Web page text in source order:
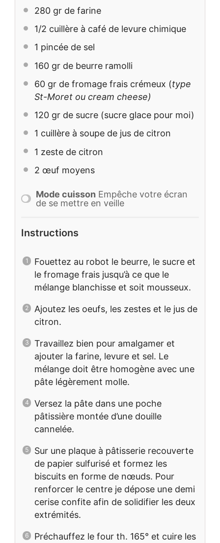
280 gr de farine
1/2 cuillère à café de levure chimique
1 pincée de sel
160 gr de beurre ramolli
60 gr de fromage frais crémeux (type
St-Moret ou cream cheese)
120 gr de sucre (sucre glace pour moi)
1 cuillère à soupe de jus de citron
1 zeste de citron
2 œuf moyens
Mode cuisson Empêche votre écran
de se mettre en veille
Instructions
Fouettez au robot le beurre, le sucre et
le fromage frais jusqu’à ce que le
mélange blanchisse et soit mousseux.
Ajoutez les oeufs, les zestes et le jus de
citron.
Travaillez bien pour amalgamer et
ajouter la farine, levure et sel. Le
mélange doit être homogène avec une
pâte légèrement molle.
Versez la pâte dans une poche
pâtissière montée d’une douille
cannelée.
Sur une plaque à pâtisserie recouverte
de papier sulfurisé et formez les
biscuits en forme de nœuds. Pour
renforcer le centre je dépose une demi
cerise confite afin de solidifier les deux
extrémités.
Préchauffez le four th. 165° et cuire les